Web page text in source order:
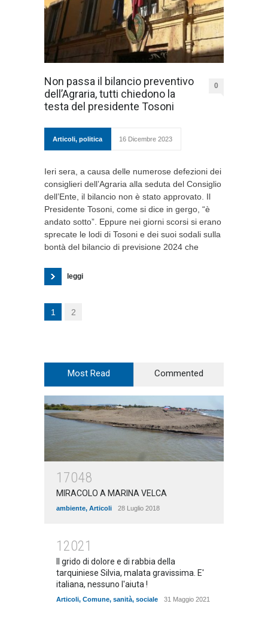
Non passa il bilancio preventivo
dell’Agraria, tutti chiedono la
testa del presidente Tosoni
0
Articoli, politica 16 Dicembre 2023
Ieri sera, a causa delle numerose defezioni dei
consiglieri dell’Agraria alla seduta del Consiglio
dell’Ente, il bilancio non è stato approvato. Il
Presidente Tosoni, come si dice in gergo, “è
andato sotto”. Eppure nei giorni scorsi si erano
sprecate le lodi di Tosoni e dei suoi sodali sulla
bontà del bilancio di previsione 2024 che
leggi
1 2
Most Read Commented
17048
MIRACOLO A MARINA VELCA
ambiente, Articoli 28 Luglio 2018
12021
Il grido di dolore e di rabbia della
tarquiniese Silvia, malata gravissima. E'
italiana, nessuno l'aiuta !
Articoli, Comune, sanità, sociale 31 Maggio 2021